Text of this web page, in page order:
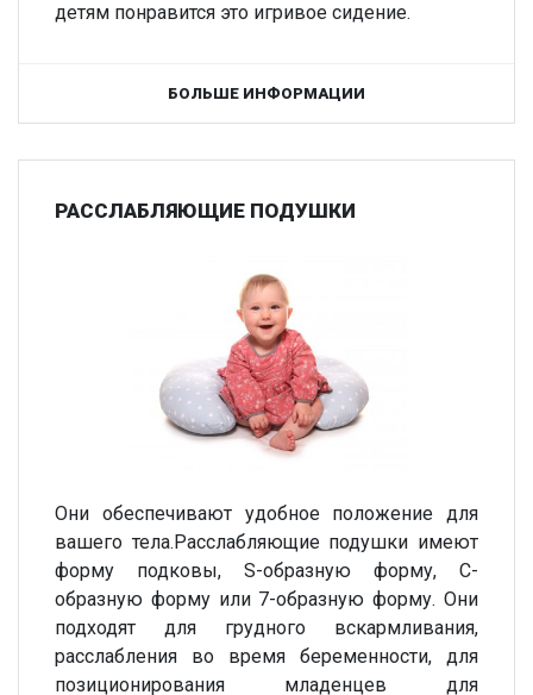
детям понравится это игривое сидение.
БОЛЬШЕ ИНФОРМАЦИИ
РАССЛАБЛЯЮЩИЕ ПОДУШКИ
Они обеспечивают удобное положение для
вашего тела.Расслабляющие подушки имеют
форму подковы, S-образную форму, C-
образную форму или 7-образную форму. Они
подходят для грудного вскармливания,
расслабления во время беременности, для
позиционирования младенцев для